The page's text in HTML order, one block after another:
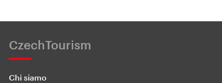
CzechTourism
Chi siamo